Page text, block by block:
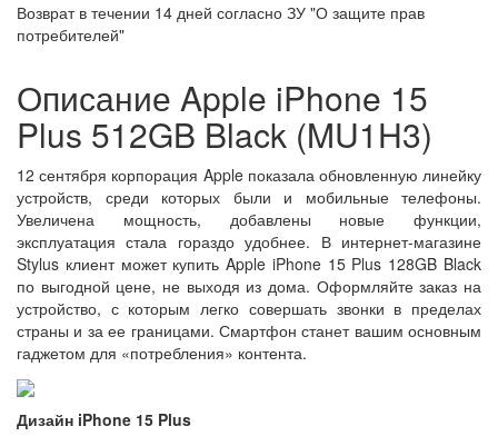
Возврат в течении 14 дней согласно ЗУ "О защите прав
потребителей"
Описание Apple iPhone 15
Plus 512GB Black (MU1H3)
12 сентября корпорация Apple показала обновленную линейку
устройств, среди которых были и мобильные телефоны.
Увеличена мощность, добавлены новые функции,
эксплуатация стала гораздо удобнее. В интернет-магазине
Stylus клиент может купить Apple iPhone 15 Plus 128GB Black
по выгодной цене, не выходя из дома. Оформляйте заказ на
устройство, с которым легко совершать звонки в пределах
страны и за ее границами. Смартфон станет вашим основным
гаджетом для «потребления» контента.
Дизайн iPhone 15 Plus